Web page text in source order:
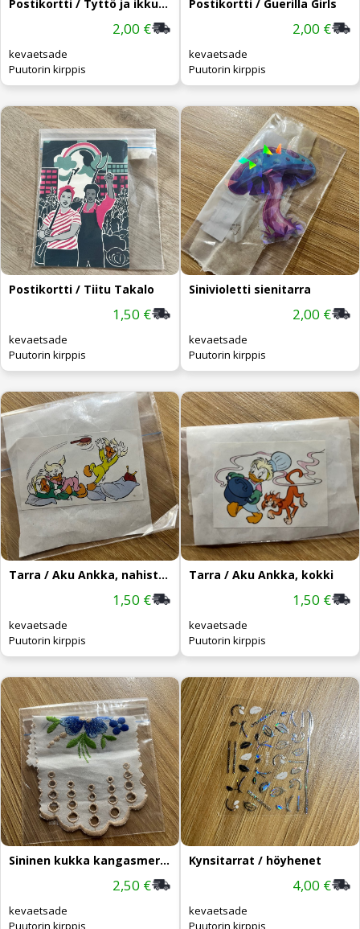
Postikortti / Tyttö ja ikkuna
2,00 €
kevaetsade
Puutorin kirppis
Postikortti / Guerilla Girls
2,00 €
kevaetsade
Puutorin kirppis
Postikortti / Tiitu Takalo
1,50 €
kevaetsade
Puutorin kirppis
Sinivioletti sienitarra
2,00 €
kevaetsade
Puutorin kirppis
Tarra / Aku Ankka, nahistelu
1,50 €
kevaetsade
Puutorin kirppis
Tarra / Aku Ankka, kokki
1,50 €
kevaetsade
Puutorin kirppis
Sininen kukka kangasmerkki
2,50 €
kevaetsade
Puutorin kirppis
Kynsitarrat / höyhenet
4,00 €
kevaetsade
Puutorin kirppis